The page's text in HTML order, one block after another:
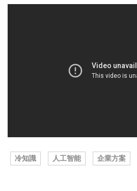
冷知識 人工智能 企業方案